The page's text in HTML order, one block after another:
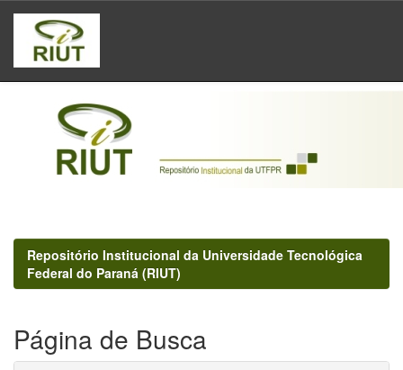
Skip
navigation
Repositório Institucional da Universidade Tecnológica
Federal do Paraná (RIUT)
Página de Busca